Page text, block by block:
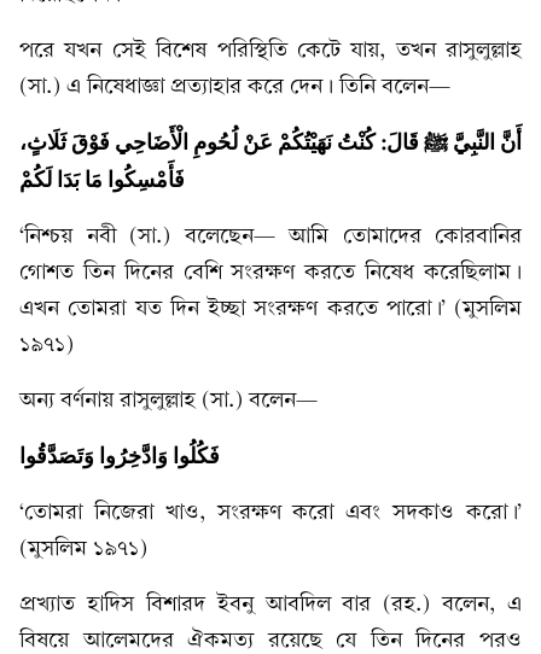
পরে যখন সেই বিশেষ পরিস্থিতি কেটে যায়, তখন রাসুলুল্লাহ
(সা.) এ নিষেধাজ্ঞা প্রত্যাহার করে দেন। তিনি বলেন—
أَنَّ النَّبِيَّ ﷺ قَالَ: كُنْتُ نَهَيْتُكُمْ عَنْ لُحُومِ الْأَضَاحِي فَوْقَ ثَلَاثٍ،
فَأَمْسِكُوا مَا بَدَا لَكُمْ
‘নিশ্চয় নবী (সা.) বলেছেন— আমি তোমাদের কোরবানির
গোশত তিন দিনের বেশি সংরক্ষণ করতে নিষেধ করেছিলাম।
এখন তোমরা যত দিন ইচ্ছা সংরক্ষণ করতে পারো।’ (মুসলিম
১৯৭১)
অন্য বর্ণনায় রাসুলুল্লাহ (সা.) বলেন—
فَكُلُوا وَادَّخِرُوا وَتَصَدَّقُوا
‘তোমরা নিজেরা খাও, সংরক্ষণ করো এবং সদকাও করো।’
(মুসলিম ১৯৭১)
প্রখ্যাত হাদিস বিশারদ ইবনু আবদিল বার (রহ.) বলেন, এ
বিষয়ে আলেমদের ঐকমত্য রয়েছে যে তিন দিনের পরও